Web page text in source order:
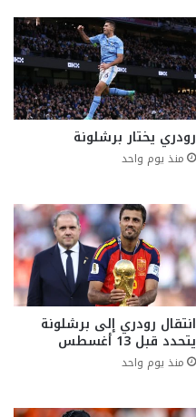
رودري يختار برشلونة
منذ يوم واحد
انتقال رودري إلى برشلونة
يتحدد قبل 13 أغسطس
منذ يوم واحد